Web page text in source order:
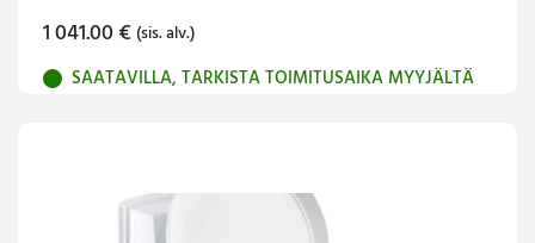
1 041.00€ (sis. alv.)
SAATAVILLA, TARKISTA TOIMITUSAIKA MYYJÄLTÄ